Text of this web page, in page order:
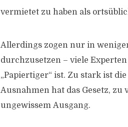
vermietet zu haben als
Allerdings zogen nur in
durchzusetzen – viele
„Papiertiger“ ist. Zu stark ist
Ausnahmen hat das Gesetz,
ungewissem Ausgang.